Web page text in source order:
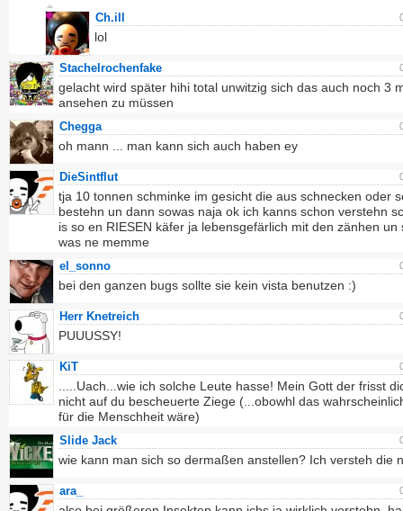
Ch.ill
lol
Stachelrochenfake
gelacht wird später hihi total unwitzig sich das auch noch 3
ansehen zu müssen
Chegga
oh mann ... man kann sich auch haben ey
DieSintflut
tja 10 tonnen schminke im gesicht die aus schnecken oder
bestehn un dann sowas naja ok ich kanns schon verstehn
is so en RIESEN käfer ja lebensgefärlich mit den zänhen un
was ne memme
el_sonno
bei den ganzen bugs sollte sie kein vista benutzen :)
Herr Knetreich
PUUUSSY!
KiT
.....Uach...wie ich solche Leute hasse! Mein Gott der frisst
nicht auf du bescheuerte Ziege (...obowhl das
für die Menschheit wäre)
Slide Jack
wie kann man sich so dermaßen anstellen? Ich versteh die
ara_